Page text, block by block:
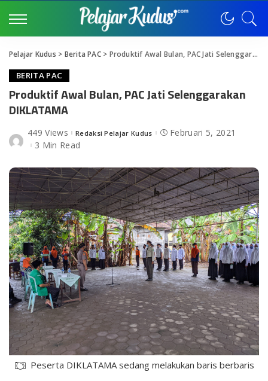
Pelajar Kudus > Berita PAC> Produktif Awal Bulan, PAC Jati Selenggarakan DIKLATAMA
BERITA PAC
Produktif Awal Bulan, PAC Jati Selenggarakan
DIKLATAMA
449 ViewsPosted
by
Redaksi Pelajar Kudus
Februari 5, 2021
3 Min Read
Peserta DIKLATAMA sedang melakukan baris berbaris